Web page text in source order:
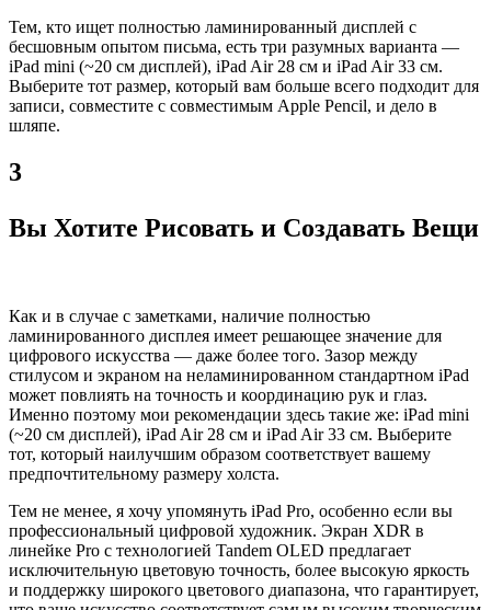
Тем, кто ищет полностью ламинированный дисплей с
бесшовным опытом письма, есть три разумных варианта —
iPad mini (~20 см дисплей), iPad Air 28 см и iPad Air 33 см.
Выберите тот размер, который вам больше всего подходит для
записи, совместите с совместимым Apple Pencil, и дело в
шляпе.
3
Вы Хотите Рисовать и Создавать Вещи
Как и в случае с заметками, наличие полностью
ламинированного дисплея имеет решающее значение для
цифрового искусства — даже более того. Зазор между
стилусом и экраном на неламинированном стандартном iPad
может повлиять на точность и координацию рук и глаз.
Именно поэтому мои рекомендации здесь такие же: iPad mini
(~20 см дисплей), iPad Air 28 см и iPad Air 33 см. Выберите
тот, который наилучшим образом соответствует вашему
предпочтительному размеру холста.
Тем не менее, я хочу упомянуть iPad Pro, особенно если вы
профессиональный цифровой художник. Экран XDR в
линейке Pro с технологией Tandem OLED предлагает
исключительную цветовую точность, более высокую яркость
и поддержку широкого цветового диапазона, что гарантирует,